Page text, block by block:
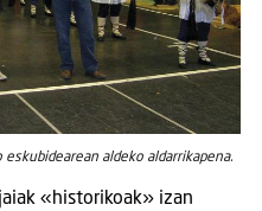
aldeko aldarrikapena.
«historikoak» izan